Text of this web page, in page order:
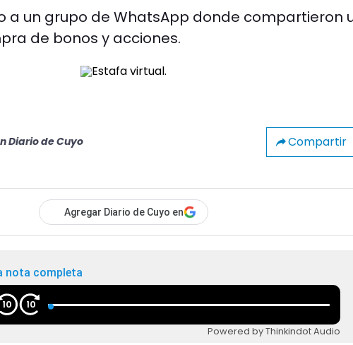
a un grupo de WhatsApp donde compartieron
de bonos y acciones.
Diario de Cuyo Compartir
Agregar Diario de Cuyo en
nota completa
10 10
Powered by Thinkindot Audio